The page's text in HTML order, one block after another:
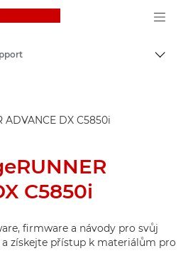
Canon Logo, back to
C5850i
firmware a návody pro svůj
získejte přístup k materiálům pro